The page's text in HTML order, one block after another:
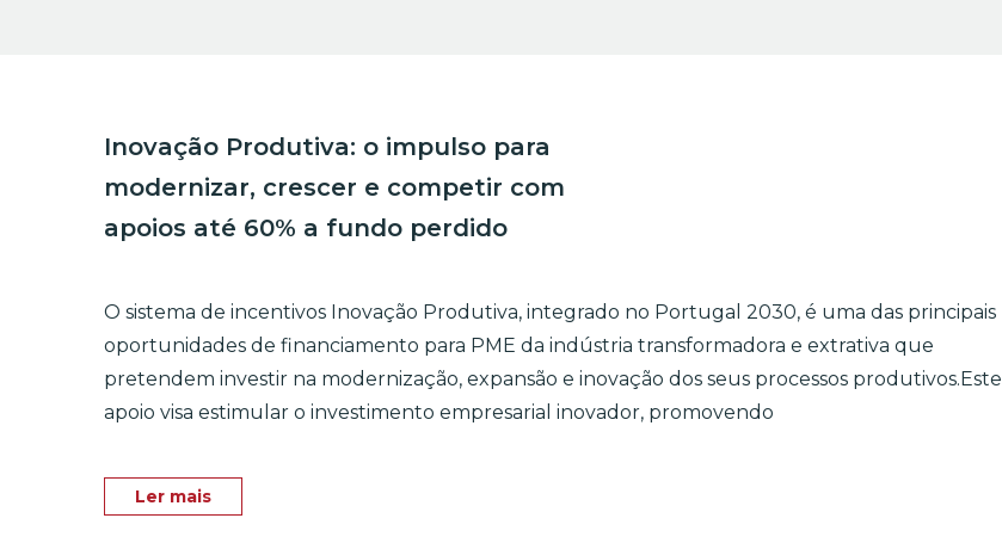
Inovação Produtiva: o impulso para
modernizar, crescer e competir com
apoios até 60% a fundo perdido
O sistema de incentivos Inovação Produtiva, integrado no Portugal 2030, é uma das principais
oportunidades de financiamento para PME da indústria transformadora e extrativa que
pretendem investir na modernização, expansão e inovação dos seus processos produtivos.Este
apoio visa estimular o investimento empresarial inovador, promovendo
Ler mais